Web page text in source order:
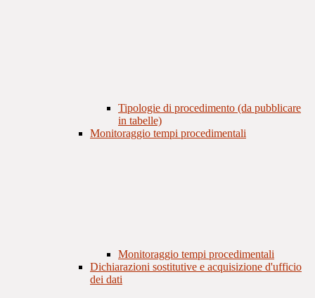
Tipologie di procedimento (da pubblicare
in tabelle)
Monitoraggio tempi procedimentali
Monitoraggio tempi procedimentali
Dichiarazioni sostitutive e acquisizione d'ufficio
dei dati